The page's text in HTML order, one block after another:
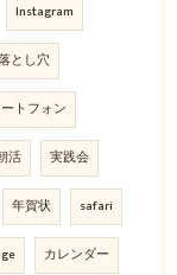
Instagram
とし穴
トフォン
活 実践会
年賀状 safari
カレンダー